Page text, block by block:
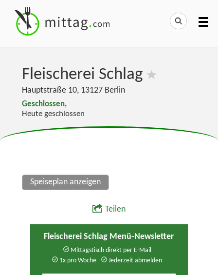
Fleischerei Schlag
Hauptstraße 10, 13127 Berlin
Geschlossen,
Heute geschlossen
Speiseplan anzeigen
Teilen
Fleischerei Schlag Menü-Newsletter
Mittagstisch direkt per E-Mail
1x pro Woche
Jederzeit abmelden